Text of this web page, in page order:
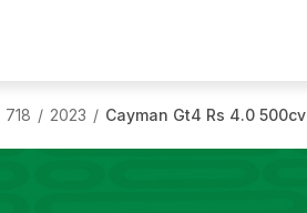
718 / 2023 / Cayman Gt4 Rs 4.0 500cv